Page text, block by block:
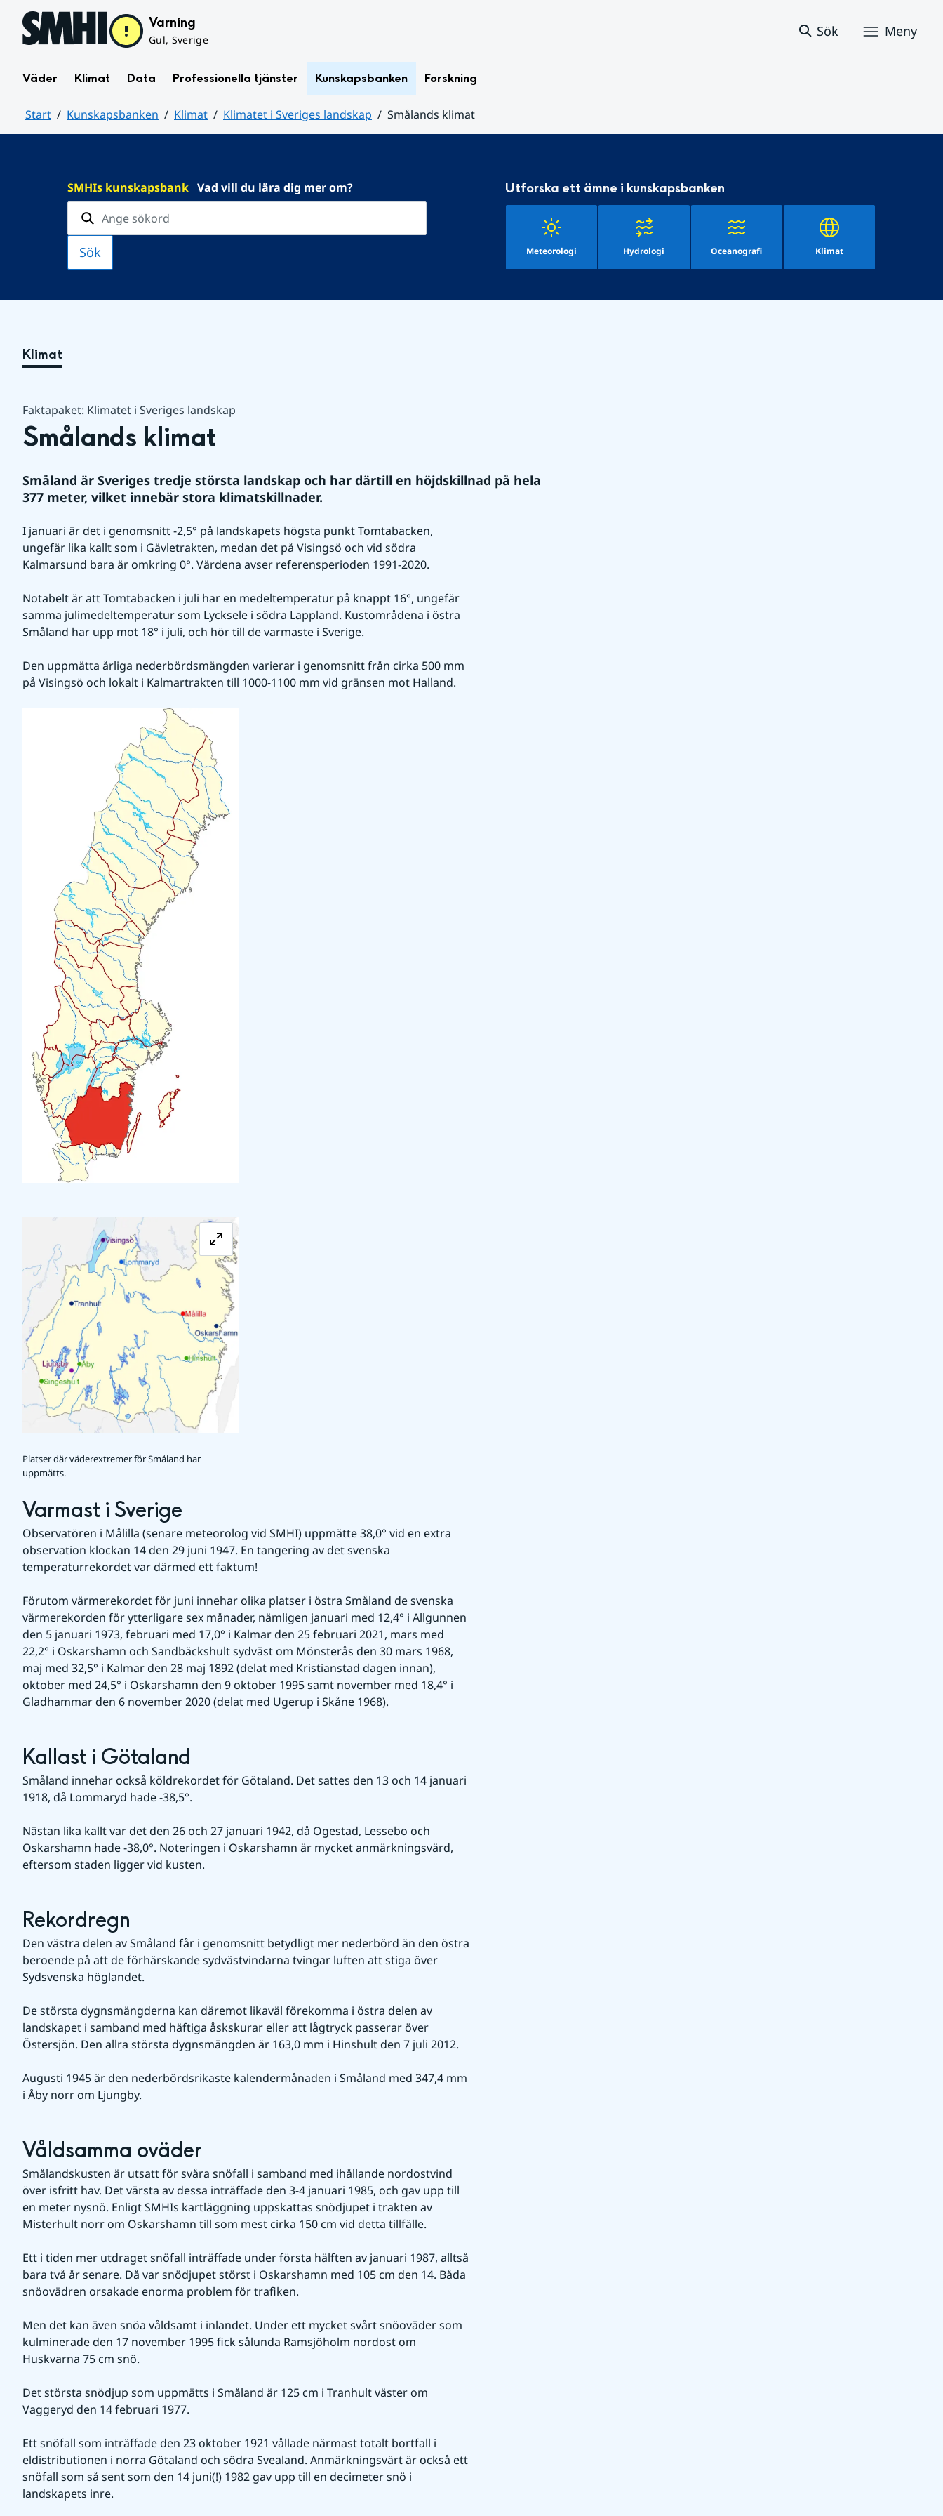
Hoppa till sidans innehåll Varning
Gul, Sverige
Sök Meny
Väder Klimat Data Professionella tjänster Kunskapsbanken Forskning
Start Kunskapsbanken Klimat Klimatet i Sveriges landskap
Smålands klimat
SMHIs kunskapsbank Vad vill du lära dig mer om? Utforska ett ämne i kunskapsbanken
Meteorologi Hydrologi Oceanografi Klimat
Klimat
Faktapaket: Klimatet i Sveriges landskap
Smålands klimat
Småland är Sveriges tredje största landskap och har därtill en höjdskillnad på hela
377 meter, vilket innebär stora klimatskillnader.
I januari är det i genomsnitt -2,5° på landskapets högsta punkt Tomtabacken,
ungefär lika kallt som i Gävletrakten, medan det på Visingsö och vid södra
Kalmarsund bara är omkring 0°. Värdena avser referensperioden 1991-2020.
Notabelt är att Tomtabacken i juli har en medeltemperatur på knappt 16°, ungefär
samma julimedeltemperatur som Lycksele i södra Lappland. Kustområdena i östra
Småland har upp mot 18° i juli, och hör till de varmaste i Sverige.
Den uppmätta årliga nederbördsmängden varierar i genomsnitt från cirka 500 mm
på Visingsö och lokalt i Kalmartrakten till 1000-1100 mm vid gränsen mot Halland.
Platser där väderextremer för Småland har
uppmätts.
Varmast i Sverige
Observatören i Målilla (senare meteorolog vid SMHI) uppmätte 38,0° vid en extra
observation klockan 14 den 29 juni 1947. En tangering av det svenska
temperaturrekordet var därmed ett faktum!
Förutom värmerekordet för juni innehar olika platser i östra Småland de svenska
värmerekorden för ytterligare sex månader, nämligen januari med 12,4° i Allgunnen
den 5 januari 1973, februari med 17,0° i Kalmar den 25 februari 2021, mars med
22,2° i Oskarshamn och Sandbäckshult sydväst om Mönsterås den 30 mars 1968,
maj med 32,5° i Kalmar den 28 maj 1892 (delat med Kristianstad dagen innan),
oktober med 24,5° i Oskarshamn den 9 oktober 1995 samt november med 18,4° i
Gladhammar den 6 november 2020 (delat med Ugerup i Skåne 1968).
Kallast i Götaland
Småland innehar också köldrekordet för Götaland. Det sattes den 13 och 14 januari
1918, då Lommaryd hade -38,5°.
Nästan lika kallt var det den 26 och 27 januari 1942, då Ogestad, Lessebo och
Oskarshamn hade -38,0°. Noteringen i Oskarshamn är mycket anmärkningsvärd,
eftersom staden ligger vid kusten.
Rekordregn
Den västra delen av Småland får i genomsnitt betydligt mer nederbörd än den östra
beroende på att de förhärskande sydvästvindarna tvingar luften att stiga över
Sydsvenska höglandet.
De största dygnsmängderna kan däremot likaväl förekomma i östra delen av
landskapet i samband med häftiga åskskurar eller att lågtryck passerar över
Östersjön. Den allra största dygnsmängden är 163,0 mm i Hinshult den 7 juli 2012.
Augusti 1945 är den nederbördsrikaste kalendermånaden i Småland med 347,4 mm
i Åby norr om Ljungby.
Våldsamma oväder
Smålandskusten är utsatt för svåra snöfall i samband med ihållande nordostvind
över isfritt hav. Det värsta av dessa inträffade den 3-4 januari 1985, och gav upp till
en meter nysnö. Enligt SMHIs kartläggning uppskattas snödjupet i trakten av
Misterhult norr om Oskarshamn till som mest cirka 150 cm vid detta tillfälle.
Ett i tiden mer utdraget snöfall inträffade under första hälften av januari 1987, alltså
bara två år senare. Då var snödjupet störst i Oskarshamn med 105 cm den 14. Båda
snöovädren orsakade enorma problem för trafiken.
Men det kan även snöa våldsamt i inlandet. Under ett mycket svårt snöoväder som
kulminerade den 17 november 1995 fick sålunda Ramsjöholm nordost om
Huskvarna 75 cm snö.
Det största snödjup som uppmätts i Småland är 125 cm i Tranhult väster om
Vaggeryd den 14 februari 1977.
Ett snöfall som inträffade den 23 oktober 1921 vållade närmast totalt bortfall i
eldistributionen i norra Götaland och södra Svealand. Anmärkningsvärt är också ett
snöfall som så sent som den 14 juni(!) 1982 gav upp till en decimeter snö i
landskapets inre.